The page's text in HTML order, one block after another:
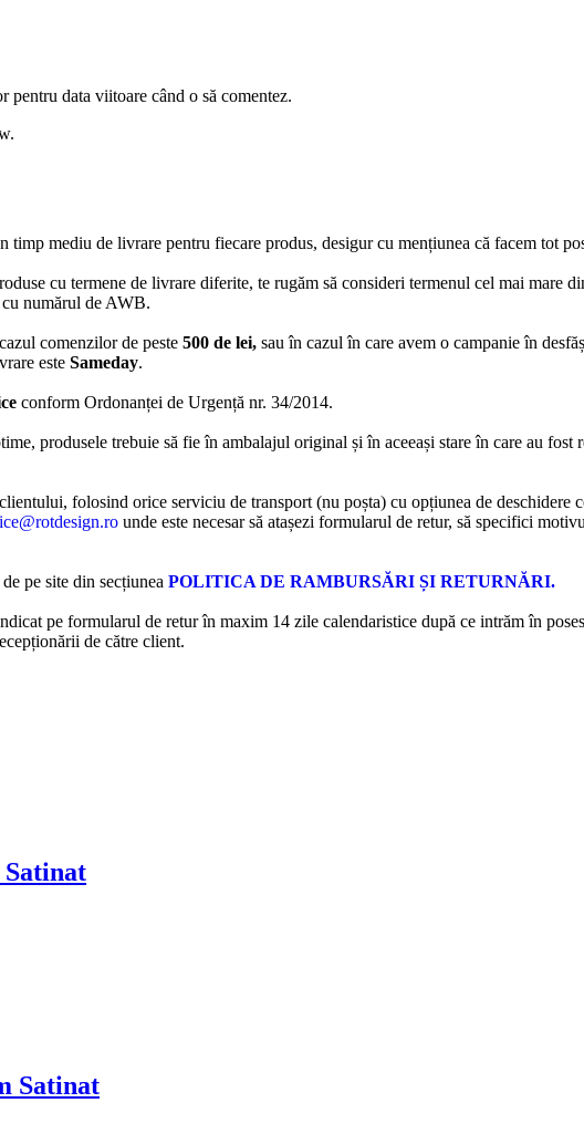
pentru data viitoare când o să comentez.
timp mediu de livrare pentru fiecare produs, desigur cu mențiunea că facem tot
cu termene de livrare diferite, te rugăm să consideri termenul cel mai mare
numărul de AWB.
comenzilor de peste 500 de lei, sau în cazul în care avem o campanie în
este Sameday.
conform Ordonanței de Urgență nr. 34/2014.
produsele trebuie să fie în ambalajul original și în aceeași stare în care au
folosind orice serviciu de transport (nu poșta) cu opțiunea de deschidere
unde este necesar să atașezi formularul de retur, să specifici
pe site din secțiunea POLITICA DE RAMBURSĂRI ȘI RETURNĂRI.
pe formularul de retur în maxim 14 zile calendaristice după ce intrăm în
de către client.
Satinat